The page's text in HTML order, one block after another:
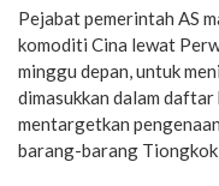
Pejabat pemerintah AS
komoditi Cina lewat
minggu depan, untuk
dimasukkan dalam
mentargetkan
barang-barang